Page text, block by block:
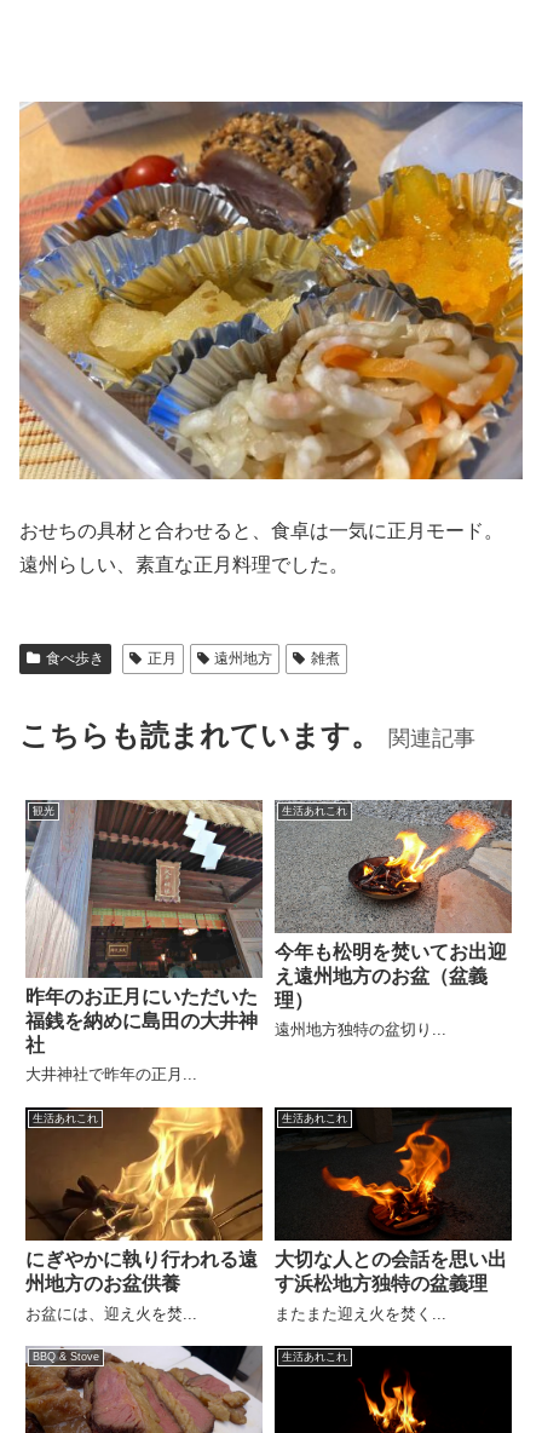
おせちの具材と合わせると、食卓は一気に正月モード。
遠州らしい、素直な正月料理でした。
食べ歩き 正月 遠州地方 雑煮
こちらも読まれています。 関連記事
観光
昨年のお正月にいただいた
福銭を納めに島田の大井神
社
大井神社で昨年の正月...
生活あれこれ
今年も松明を焚いてお出迎
え遠州地方のお盆（盆義
理）
遠州地方独特の盆切り...
生活あれこれ
にぎやかに執り行われる遠
州地方のお盆供養
お盆には、迎え火を焚...
生活あれこれ
大切な人との会話を思い出
す浜松地方独特の盆義理
またまた迎え火を焚く...
BBQ & Stove 生活あれこれ